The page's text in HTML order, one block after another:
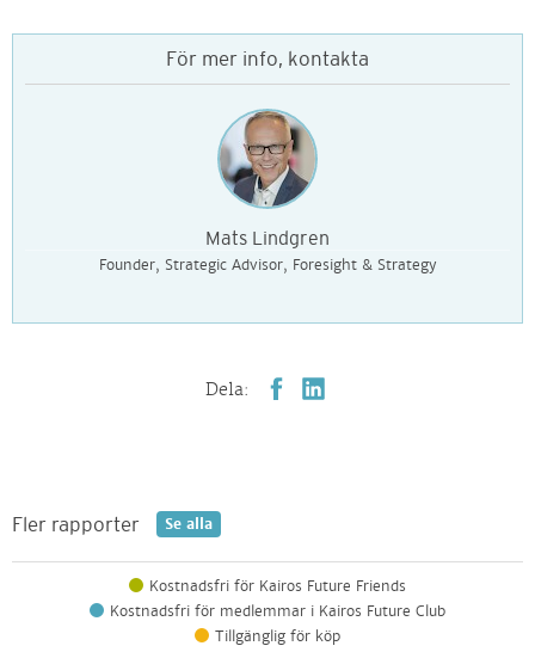
För mer info, kontakta
Mats Lindgren
Founder, Strategic Advisor, Foresight & Strategy
Dela:
Fler rapporter Se alla
Kostnadsfri för Kairos Future Friends
Kostnadsfri för medlemmar i Kairos Future Club
Tillgänglig för köp